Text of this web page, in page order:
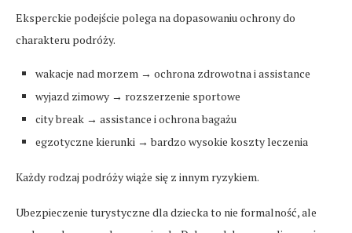
Eksperckie podejście polega na dopasowaniu ochrony do
charakteru podróży.
wakacje nad morzem → ochrona zdrowotna i assistance
wyjazd zimowy → rozszerzenie sportowe
city break → assistance i ochrona bagażu
egzotyczne kierunki → bardzo wysokie koszty leczenia
Każdy rodzaj podróży wiąże się z innym ryzykiem.
Ubezpieczenie turystyczne dla dziecka to nie formalność, ale